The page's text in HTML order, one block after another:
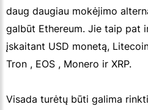
daug daugiau mokėjimo
galbūt Ethereum. Jie taip pat
įskaitant USD monetą,
Tron , EOS , Monero ir XRP.
Visada turėtų būti galima